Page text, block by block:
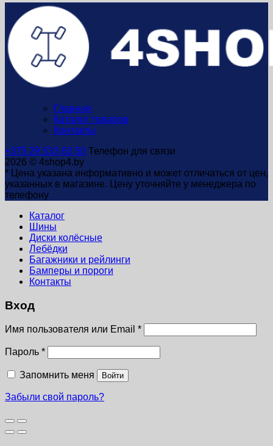
Главная
Каталог товаров
Контакты
+375 29 533 63 50 Телефон для связи
2026 © 4shop4.by
* Цена указана информативно и может отличаться от цен,
указанных в магазине. Цену уточняйте у менеджера по
телефону
Каталог
Шины
Диски колёсные
Лебёдки
Багажники и рейлинги
Бамперы и пороги
Контакты
Вход
Имя пользователя или Email *
Пароль *
Запомнить меня Войти
Забыли свой пароль?